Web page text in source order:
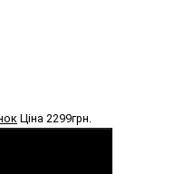
Ціна 2299грн.